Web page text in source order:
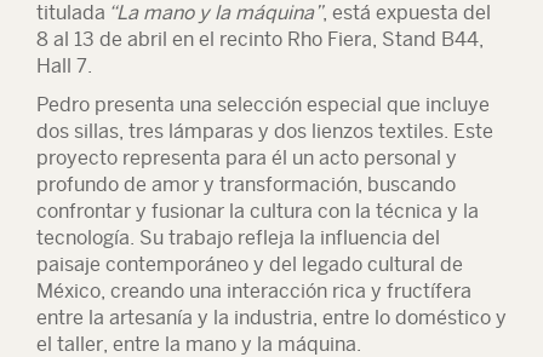
titulada “La mano y la máquina”, está expuesta del
8 al 13 de abril en el recinto Rho Fiera, Stand B44,
Hall 7.
Pedro presenta una selección especial que incluye
dos sillas, tres lámparas y dos lienzos textiles. Este
proyecto representa para él un acto personal y
profundo de amor y transformación, buscando
confrontar y fusionar la cultura con la técnica y la
tecnología. Su trabajo refleja la influencia del
paisaje contemporáneo y del legado cultural de
México, creando una interacción rica y fructífera
entre la artesanía y la industria, entre lo doméstico y
el taller, entre la mano y la máquina.